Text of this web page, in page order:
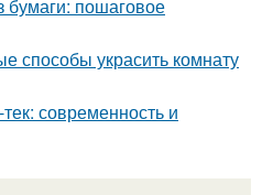
бумаги: пошаговое
способы украсить комнату
современность и